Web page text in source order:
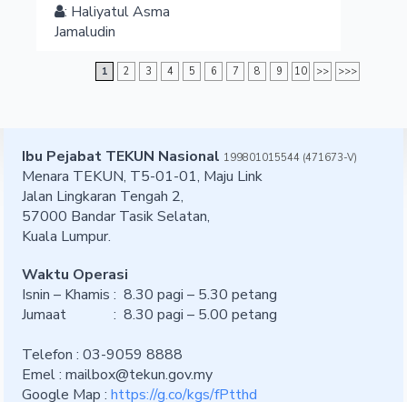
: Haliyatul Asma
Jamaludin
1 2 3 4 5 6 7 8 9 10 >> >>>
Ibu Pejabat TEKUN Nasional 199801015544 (471673-V)
Menara TEKUN, T5-01-01, Maju Link
Jalan Lingkaran Tengah 2,
57000 Bandar Tasik Selatan,
Kuala Lumpur.
Waktu Operasi
Isnin – Khamis : 8.30 pagi – 5.30 petang
Jumaat : 8.30 pagi – 5.00 petang
Telefon : 03-9059 8888
Emel :mailbox@tekun.gov.my
Google Map :https://g.co/kgs/fPtthd